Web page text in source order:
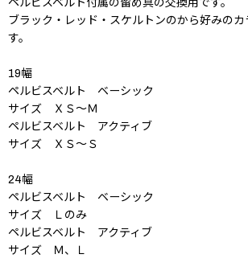
ペルビスベルト付属の留め具の交換用です。
ブラック・レッド・スケルトンのから好みのカ
す。
19幅
ペルビスベルト ベーシック
サイズ ＸＳ〜Ｍ
ペルビスベルト アクティブ
サイズ ＸＳ〜Ｓ
24幅
ペルビスベルト ベーシック
サイズ Ｌのみ
ペルビスベルト アクティブ
サイズ Ｍ、Ｌ